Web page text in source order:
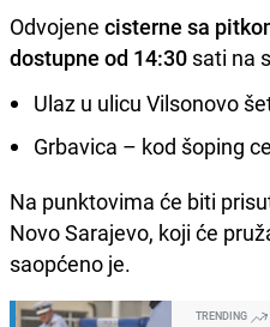
Odvojene cisterne sa
dostupne od 14:30 sati na
Ulaz u ulicu Vilsonovo
Grbavica – kod šoping
Na punktovima će biti
Novo Sarajevo, koji će
saopćeno je.
TRENDING